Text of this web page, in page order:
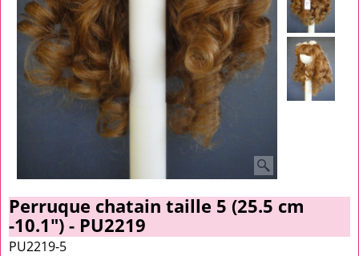
Perruque chatain taille 5 (25.5 cm
-10.1") - PU2219
PU2219-5